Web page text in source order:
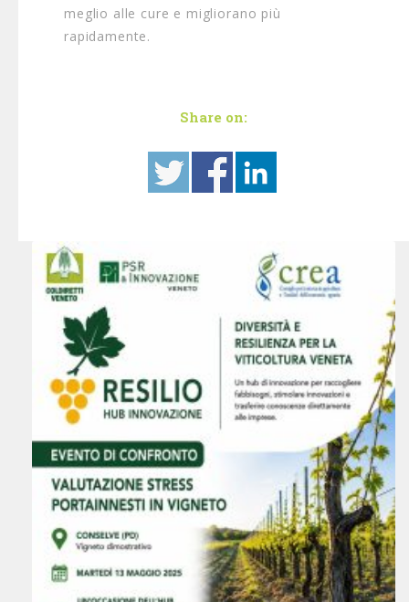
meglio alle cure e migliorano più
rapidamente.
Share on: